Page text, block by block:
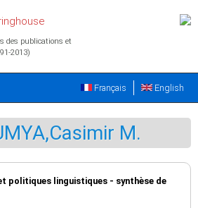
des publications et
2013)
English
Français
M.
politiques linguistiques - synthèse de